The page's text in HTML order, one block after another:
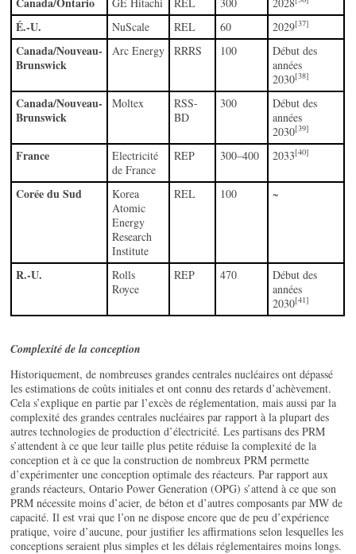
É.-U. NuScale REL 60 2029[37]
Canada/Nouveau-
Brunswick
Arc Energy RRRS 100
Début des
années
2030[38]
Canada/Nouveau-
Brunswick
Moltex
RSS-
BD
300
Début des
années
2030[39]
France
Electricité
de France
REP 300–400 2033[40]
Corée du Sud
Korea
Atomic
Energy
Research
Institute
REL 100 ~
R.-U.
Rolls
Royce
REP 470
Début des
années
2030[41]
Complexité de la conception
Historiquement, de nombreuses grandes centrales nucléaires ont dépassé
les estimations de coûts initiales et ont connu des retards d’achèvement.
Cela s’explique en partie par l’excès de réglementation, mais aussi par la
complexité des grandes centrales nucléaires par rapport à la plupart des
autres technologies de production d’électricité. Les partisans des PRM
s’attendent à ce que leur taille plus petite réduise la complexité de la
conception et à ce que la construction de nombreux PRM permette
d’expérimenter une conception optimale des réacteurs. Par rapport aux
grands réacteurs, Ontario Power Generation (OPG) s’attend à ce que son
PRM nécessite moins d’acier, de béton et d’autres composants par MW de
capacité. Il est vrai que l’on ne dispose encore que de peu d’expérience
pratique, voire d’aucune, pour justifier les affirmations selon lesquelles les
conceptions seraient plus simples et les délais réglementaires moins longs.